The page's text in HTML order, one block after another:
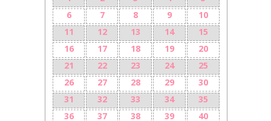
6
7 8 9
10
11
12 13 14
15
16
17 18 19
20
21
22 23 24
25
26
27 28 29
30
31
32 33 34
35
36
37 38 39 40